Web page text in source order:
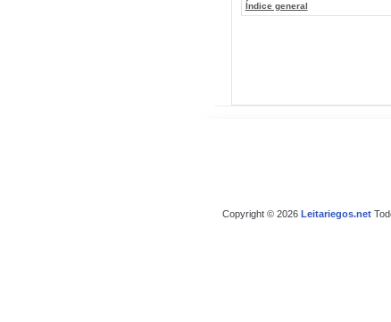
Índice general
Copyright © 2026 Leitariegos.net